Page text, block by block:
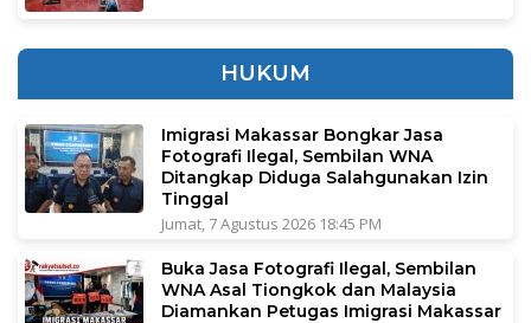
HUKUM
Imigrasi Makassar Bongkar Jasa
Fotografi Ilegal, Sembilan WNA
Ditangkap Diduga Salahgunakan Izin
Tinggal
Jumat, 7 Agustus 2026 18:45 PM
Buka Jasa Fotografi Ilegal, Sembilan
WNA Asal Tiongkok dan Malaysia
Diamankan Petugas Imigrasi Makassar